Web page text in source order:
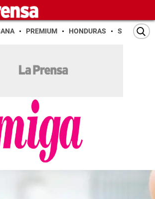
PREMIUM HONDURAS SAN PEDRO